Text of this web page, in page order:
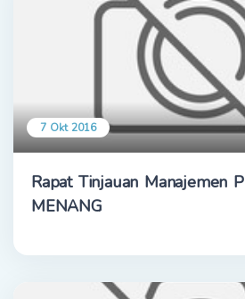
7 Okt 2016
Rapat Tinjauan Manajemen
MENANG